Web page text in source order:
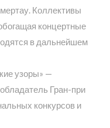
Коллективы
концертные
в дальнейшем
узоры» —
Гран-при
конкурсов и